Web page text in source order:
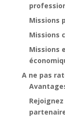
Missions
Missions
Missions
A ne pas